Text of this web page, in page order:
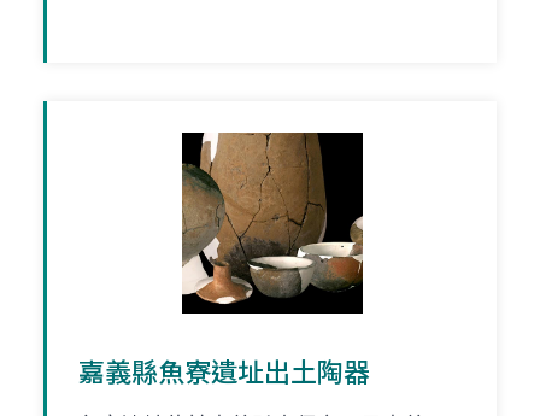
嘉義縣魚寮遺址出土陶器